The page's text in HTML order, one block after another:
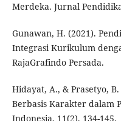
Merdeka. Jurnal
Gunawan, H. (2021).
Integrasi Kurikulum
RajaGrafindo Persada.
Hidayat, A., & Prasetyo,
Berbasis Karakter dalam
Indonesia, 11(2), 134-145.